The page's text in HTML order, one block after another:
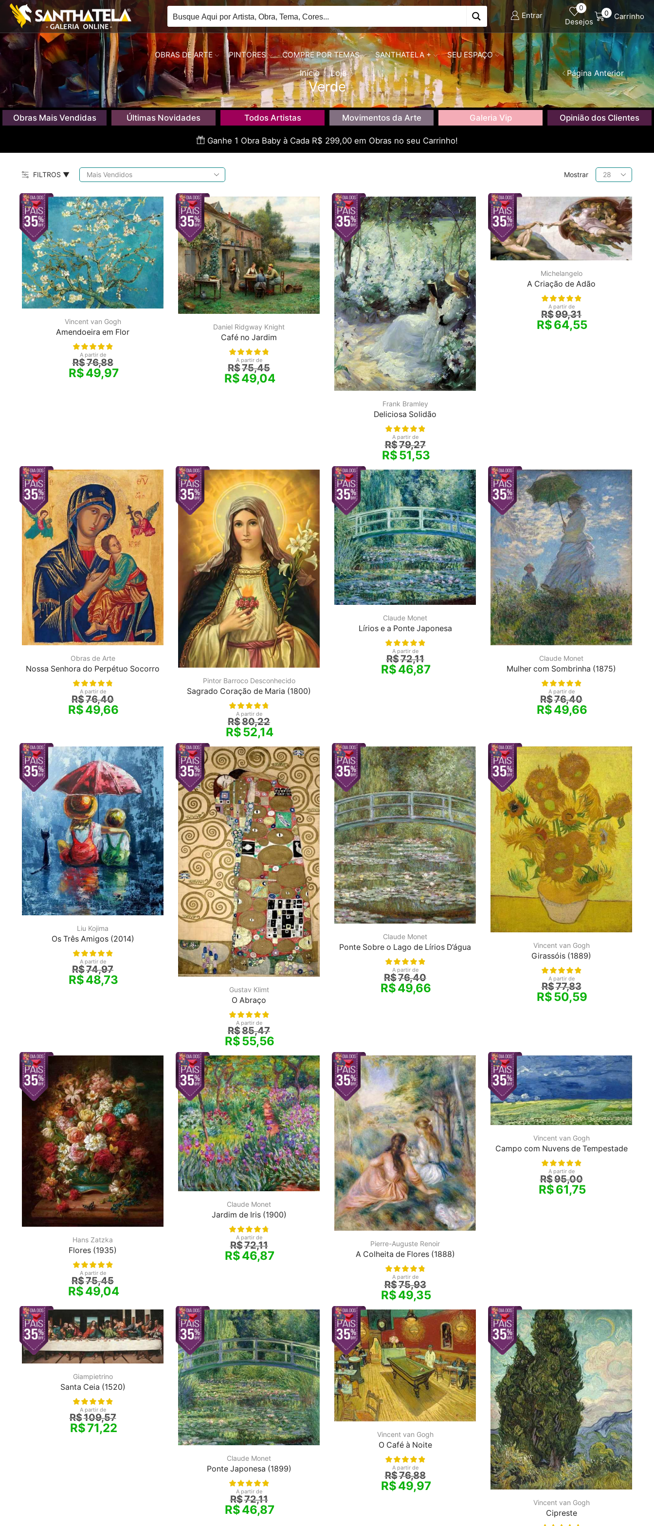
Entrar
0
Desejos
0 Carrinho
OBRAS DE ARTE PINTORES COMPRE POR TEMAS SANTHATELA + SEU ESPAÇO
Início Loja
Verde
Página Anterior
Obras Mais Vendidas Últimas Novidades Todos Artistas Movimentos da Arte Galeria Vip Opinião dos Clientes
Ganhe 1 Obra Baby à Cada R$ 299,00 em Obras no seu Carrinho!
FILTROS ▼ Mostrar
Produtos
por
Vincent van Gogh
Amendoeira em Flor
A partir de
R$76,88
R$49,97
Daniel Ridgway Knight
Café no Jardim
A partir de
R$75,45
R$49,04
Frank Bramley
Deliciosa Solidão
A partir de
R$79,27
R$51,53
Michelangelo
A Criação de Adão
A partir de
R$99,31
R$64,55
Obras de Arte
Nossa Senhora do Perpétuo Socorro
A partir de
R$76,40
R$49,66
Pintor Barroco Desconhecido
Sagrado Coração de Maria (1800)
A partir de
R$80,22
R$52,14
Claude Monet
Lírios e a Ponte Japonesa
A partir de
R$72,11
R$46,87
Claude Monet
Mulher com Sombrinha (1875)
A partir de
R$76,40
R$49,66
Liu Kojima
Os Três Amigos (2014)
A partir de
R$74,97
R$48,73
Gustav Klimt
O Abraço
A partir de
R$85,47
R$55,56
Claude Monet
Ponte Sobre o Lago de Lírios D’água
A partir de
R$76,40
R$49,66
Vincent van Gogh
Girassóis (1889)
A partir de
R$77,83
R$50,59
Hans Zatzka
Flores (1935)
A partir de
R$75,45
R$49,04
Claude Monet
Jardim de Iris (1900)
A partir de
R$72,11
R$46,87
Pierre-Auguste Renoir
A Colheita de Flores (1888)
A partir de
R$75,93
R$49,35
Vincent van Gogh
Campo com Nuvens de Tempestade
A partir de
R$95,00
R$61,75
Giampietrino
Santa Ceia (1520)
A partir de
R$109,57
R$71,22
Claude Monet
Ponte Japonesa (1899)
A partir de
R$72,11
R$46,87
Vincent van Gogh
O Café à Noite
A partir de
R$76,88
R$49,97
Vincent van Gogh
Cipreste